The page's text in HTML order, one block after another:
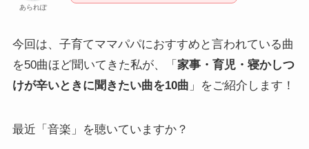
あられぽ
今回は、子育てママパパにおすすめと言われている曲
を50曲ほど聞いてきた私が、「 家事・育児・寝かしつ
けが辛いときに聞きたい曲を10曲 」をご紹介します！
最近「音楽」を聴いていますか？